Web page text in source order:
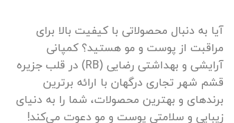
آیا به دنبال محصولاتی با کیفیت بالا برای
مراقبت از پوست و مو هستید؟ کمپانی
آرایشی و بهداشتی رضایی (RB) در قلب جزیره
قشم شهر تجاری درگهان با ارائه برترین
برندهای و بهترین محصولات، شما را به دنیای
زیبایی و سلامتی پوست و مو دعوت می‌کند!